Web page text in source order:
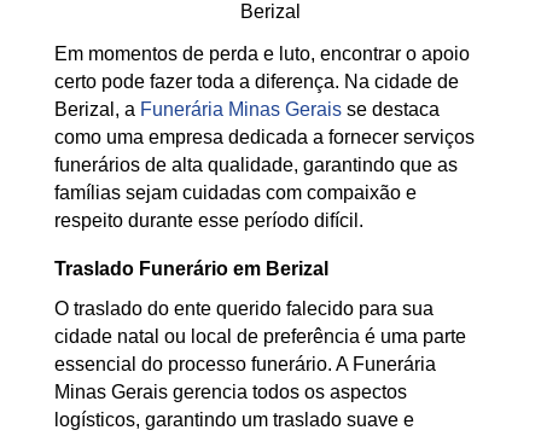
Berizal
Em momentos de perda e luto, encontrar o apoio
certo pode fazer toda a diferença. Na cidade de
Berizal, a Funerária Minas Geraisse destaca
como uma empresa dedicada a fornecer serviços
funerários de alta qualidade, garantindo que as
famílias sejam cuidadas com compaixão e
respeito durante esse período difícil.
Traslado Funerário em Berizal
O traslado do ente querido falecido para sua
cidade natal ou local de preferência é uma parte
essencial do processo funerário. A Funerária
Minas Gerais gerencia todos os aspectos
logísticos, garantindo um traslado suave e